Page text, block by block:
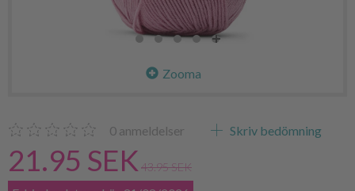
Zooma
0 anmeldelser Skriv bedömning
21.95 SEK 43.95 SEK